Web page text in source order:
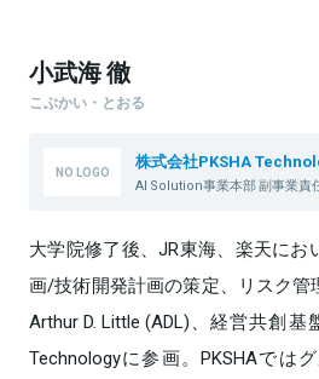
小武海 徹
こぶかい・とおる
株式会社PKSHA
AI Solution事業本部 副事業責
大学院修了後、JR東海、楽天に
画/技術開発計画の策定、リスク管
Arthur D. Little (ADL)、経営共創基
Technologyに参画。PKSHAでは